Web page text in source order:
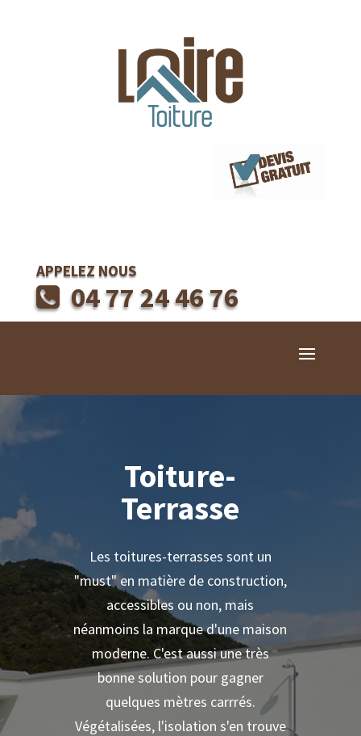
APPELEZ NOUS
04 77 24 46 76
Toiture-
Terrasse
Les toitures-terrasses sont un
"must" en matière de construction,
accessibles ou non, mais
néanmoins la marque d'une maison
moderne. C'est aussi une très
bonne solution pour gagner
quelques mètres carrrés.
Végétalisées, l'isolation s'en trouve